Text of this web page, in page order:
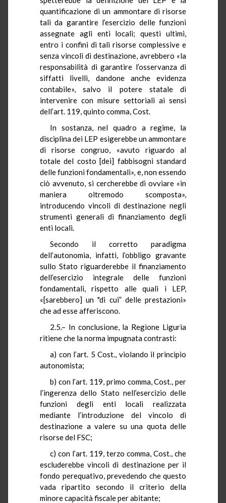
quantificazione di un ammontare di risorse
tali da garantire l’esercizio delle funzioni
assegnate agli enti locali; questi ultimi,
entro i confini di tali risorse complessive e
senza vincoli di destinazione, avrebbero «la
responsabilità di garantire l’osservanza di
siffatti livelli, dandone anche evidenza
contabile», salvo il potere statale di
intervenire con misure settoriali ai sensi
dell’art. 119, quinto comma, Cost.
In sostanza, nel quadro a regime, la
disciplina dei LEP esigerebbe un ammontare
di risorse congruo, «avuto riguardo al
totale del costo [dei] fabbisogni standard
delle funzioni fondamentali», e, non essendo
ciò avvenuto, si cercherebbe di ovviare «in
maniera oltremodo scomposta»,
introducendo vincoli di destinazione negli
strumenti generali di finanziamento degli
enti locali.
Secondo il corretto paradigma
dell’autonomia, infatti, l’obbligo gravante
sullo Stato riguarderebbe il finanziamento
dell’esercizio integrale delle funzioni
fondamentali, rispetto alle quali i LEP,
«[sarebbero] un "di cui” delle prestazioni»
che ad esse afferiscono.
2.5.– In conclusione, la Regione Liguria
ritiene che la norma impugnata contrasti:
a) con l’art. 5 Cost., violando il principio
autonomista;
b) con l’art. 119, primo comma, Cost., per
l’ingerenza dello Stato nell’esercizio delle
funzioni degli enti locali realizzata
mediante l’introduzione del vincolo di
destinazione a valere su una quota delle
risorse del FSC;
c) con l’art. 119, terzo comma, Cost., che
escluderebbe vincoli di destinazione per il
fondo perequativo, prevedendo che questo
vada ripartito secondo il criterio della
minore capacità fiscale per abitante;